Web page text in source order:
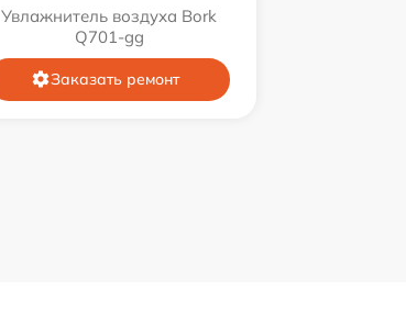
Увлажнитель воздуха Bork
Q701-gg
Заказать ремонт